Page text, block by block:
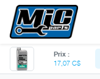
Prix :
17,07 C$